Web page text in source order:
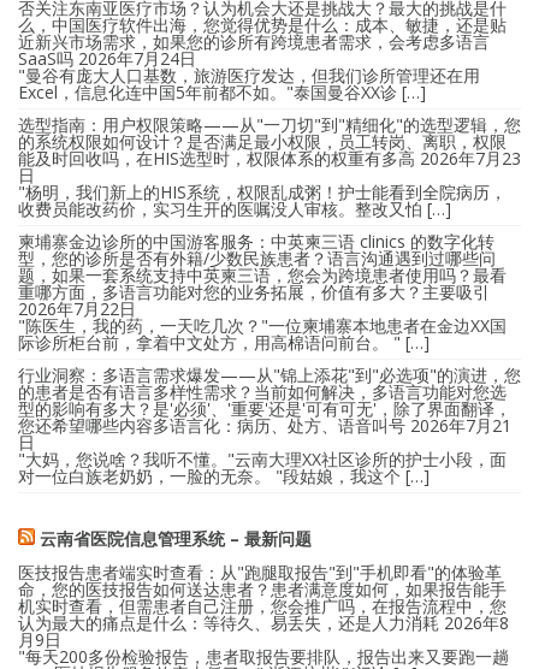
否关注东南亚医疗市场？认为机会大还是挑战大？最大的挑战是什
么，中国医疗软件出海，您觉得优势是什么：成本、敏捷，还是贴
近新兴市场需求，如果您的诊所有跨境患者需求，会考虑多语言
SaaS吗 2026年7月24日
"曼谷有庞大人口基数，旅游医疗发达，但我们诊所管理还在用
Excel，信息化连中国5年前都不如。"泰国曼谷XX诊 […]
选型指南：用户权限策略——从"一刀切"到"精细化"的选型逻辑，您
的系统权限如何设计？是否满足最小权限，员工转岗、离职，权限
能及时回收吗，在HIS选型时，权限体系的权重有多高 2026年7月23
日
"杨明，我们新上的HIS系统，权限乱成粥！护士能看到全院病历，
收费员能改药价，实习生开的医嘱没人审核。整改又怕 […]
柬埔寨金边诊所的中国游客服务：中英柬三语 clinics 的数字化转
型，您的诊所是否有外籍/少数民族患者？语言沟通遇到过哪些问
题，如果一套系统支持中英柬三语，您会为跨境患者使用吗？最看
重哪方面，多语言功能对您的业务拓展，价值有多大？主要吸引
2026年7月22日
"陈医生，我的药，一天吃几次？"一位柬埔寨本地患者在金边XX国
际诊所柜台前，拿着中文处方，用高棉语问前台。 " […]
行业洞察：多语言需求爆发——从"锦上添花"到"必选项"的演进，您
的患者是否有语言多样性需求？当前如何解决，多语言功能对您选
型的影响有多大？是'必须'、'重要'还是'可有可无'，除了界面翻译，
您还希望哪些内容多语言化：病历、处方、语音叫号 2026年7月21
日
"大妈，您说啥？我听不懂。"云南大理XX社区诊所的护士小段，面
对一位白族老奶奶，一脸的无奈。 "段姑娘，我这个 […]
云南省医院信息管理系统 – 最新问题
医技报告患者端实时查看：从"跑腿取报告"到"手机即看"的体验革
命，您的医技报告如何送达患者？患者满意度如何，如果报告能手
机实时查看，但需患者自己注册，您会推广吗，在报告流程中，您
认为最大的痛点是什么：等待久、易丢失，还是人力消耗 2026年8
月9日
"每天200多份检验报告，患者取报告要排队，报告出来又要跑一趟